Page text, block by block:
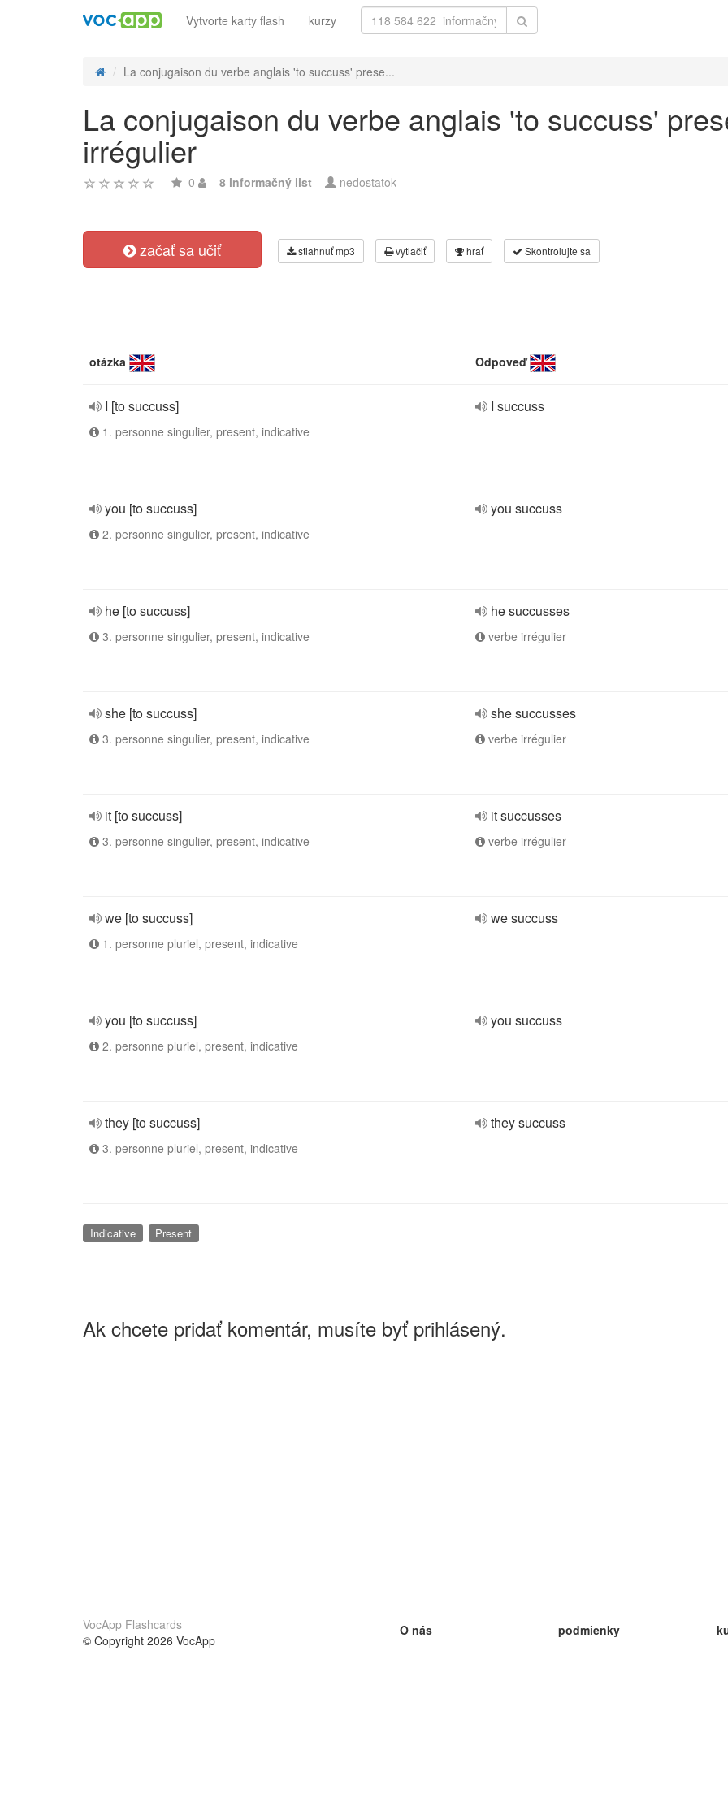
Vytvorte karty flash kurzy
La conjugaison du verbe anglais 'to succuss' prese...
La conjugaison du verbe anglais 'to succuss'
irrégulier
0 8 informačný list nedostatok
začať sa učiť stiahnuť mp3 vytlačiť hrať Skontrolujte sa
otázka Odpoveď
I [to succuss]
1. personne singulier, present, indicative
I succuss
you [to succuss]
2. personne singulier, present, indicative
you succuss
he [to succuss]
3. personne singulier, present, indicative
he succusses
verbe irrégulier
she [to succuss]
3. personne singulier, present, indicative
she succusses
verbe irrégulier
it [to succuss]
3. personne singulier, present, indicative
it succusses
verbe irrégulier
we [to succuss]
1. personne pluriel, present, indicative
we succuss
you [to succuss]
2. personne pluriel, present, indicative
you succuss
they [to succuss]
3. personne pluriel, present, indicative
they succuss
Indicative Present
Ak chcete pridať komentár, musíte byť prihlásený.
VocApp Flashcards
© Copyright 2026 VocApp
O nás
podmienky